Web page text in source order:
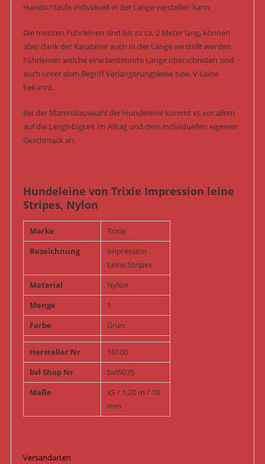
Handschlaufe individuell in der Länge verstellen kann.
Die meisten Führleinen sind bis zu ca. 2 Meter lang, können
aber dank der Karabiner auch in der Länge verstellt werden.
Führleinen welche eine bestimmte Länge überschreiten sind
auch unter dem Begriff Verlängerungsleine bzw. V-Leine
bekannt.
Bei der Materialauswahl der Hundeleine kommt es vor allem
auf die Langlebigkeit im Alltag und dem individuellen eigenen
Geschmack an.
Hundeleine von Trixie Impression leine
Stripes, Nylon
Marke
Trixie
Bezeichnung
Impression
Leine Stripes
Material
Nylon
Menge
1
Farbe
Grün
Hersteller Nr
16100
bvl Shop Nr
bvl5035
Maße
xS / 1,20 m / 10
mm
Versandarten